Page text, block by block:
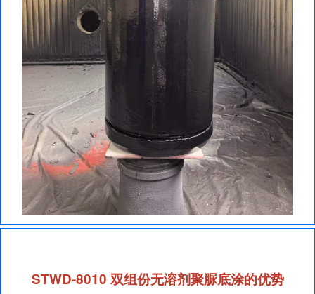
STWD‑8010 双组份无溶剂聚脲底涂的优势